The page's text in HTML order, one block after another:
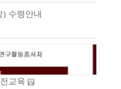
) 수령안내
교육